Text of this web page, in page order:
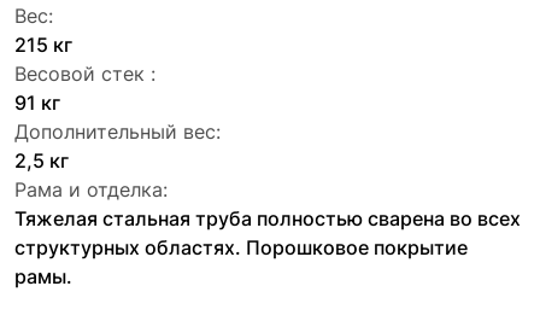
Вес:
215 кг
Весовой стек :
91 кг
Дополнительный вес:
2,5 кг
Рама и отделка:
Тяжелая стальная труба полностью сварена во всех
структурных областях. Порошковое покрытие
рамы.